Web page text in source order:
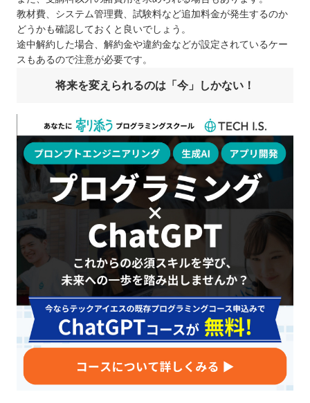
教材費、システム管理費、試験料など追加料金が発生するのか
どうかも確認しておくと良いでしょう。
途中解約した場合、解約金や違約金などが設定されているケー
スもあるので注意が必要です。
将来を変えられるのは「今」しかない！